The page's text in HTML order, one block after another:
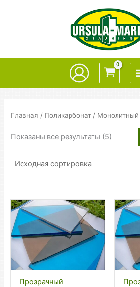
Главная / Поликарбонат / Монолитный
Показаны все результаты (5)
Прозрачный